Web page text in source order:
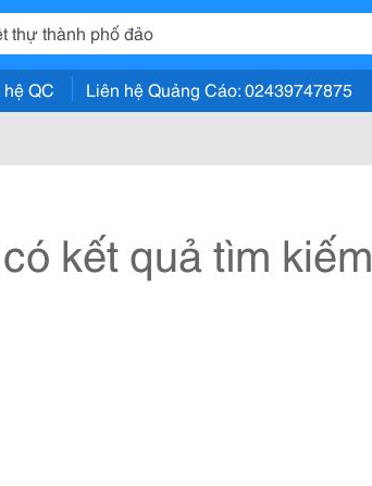
QC Liên hệ Quảng Cáo: 02439747875
kết quả tìm kiếm